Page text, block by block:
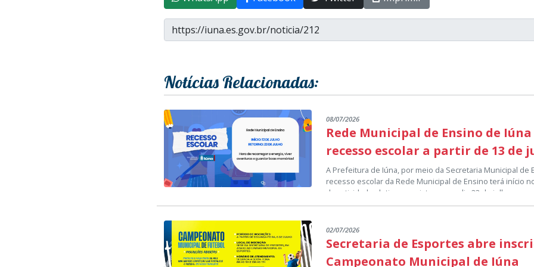
Notícias Relacionadas:
08/07/2026
Rede Municipal de Ensino de
recesso escolar a partir de 13 de
A Prefeitura de Iúna, por meio da Secretaria Municipal de
recesso escolar da Rede Municipal de Ensino terá início
das atividades letivas previsto para o dia 23 de julho.
A Secretaria Municipal de Educação deseja que todos os
aproveitem esse período para fortalecer a convivência
lazer e construir boas lembranças, retornando às salas de
02/07/2026
Secretaria de Esportes abre
Campeonato Municipal de Iúna